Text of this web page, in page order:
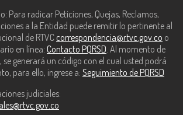
Para radicar Peticiones, Quejas, Reclamos,
a la Entidad puede remitir lo pertinente al
de RTVC correspondencia@rtvc.gov.co o
en línea: Contacto PQRSD. Al momento de
se generará un código con el cual usted podrá
para ello, ingrese a: Seguimiento de PQRSD
judiciales: